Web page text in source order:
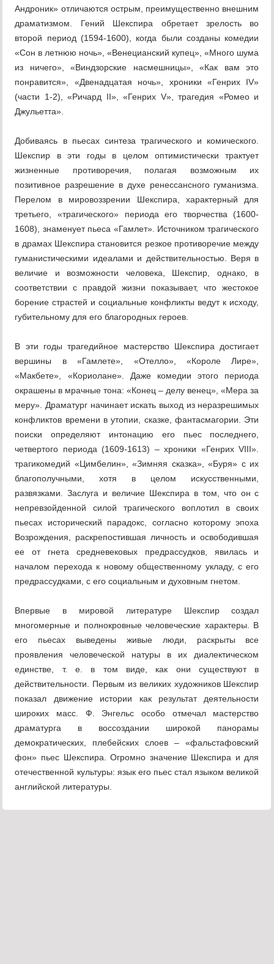
Андроник» отличаются острым, преимущественно внешним
драматизмом. Гений Шекспира обретает зрелость во
второй период (1594-1600), когда были созданы комедии
«Сон в летнюю ночь», «Венецианский купец», «Много шума
из ничего», «Виндзорские насмешницы», «Как вам это
понравится», «Двенадцатая ночь», хроники «Генрих IV»
(части 1-2), «Ричард II», «Генрих V», трагедия «Ромео и
Джульетта».
Добиваясь в пьесах синтеза трагического и комического.
Шекспир в эти годы в целом оптимистически трактует
жизненные противоречия, полагая возможным их
позитивное разрешение в духе ренессансного гуманизма.
Перелом в мировоззрении Шекспира, характерный для
третьего, «трагического» периода его творчества (1600-
1608), знаменует пьеса «Гамлет». Источником трагического
в драмах Шекспира становится резкое противоречие между
гуманистическими идеалами и действительностью. Веря в
величие и возможности человека, Шекспир, однако, в
соответствии с правдой жизни показывает, что жестокое
борение страстей и социальные конфликты ведут к исходу,
губительному для его благородных героев.
В эти годы трагедийное мастерство Шекспира достигает
вершины в «Гамлете», «Отелло», «Короле Лире»,
«Макбете», «Кориолане». Даже комедии этого периода
окрашены в мрачные тона: «Конец – делу венец», «Мера за
меру». Драматург начинает искать выход из неразрешимых
конфликтов времени в утопии, сказке, фантасмагории. Эти
поиски определяют интонацию его пьес последнего,
четвертого периода (1609-1613) – хроники «Генрих VIII».
трагикомедий «Цимбелин», «Зимняя сказка», «Буря» с их
благополучными, хотя в целом искусственными,
развязками. Заслуга и величие Шекспира в том, что он с
непревзойденной силой трагического воплотил в своих
пьесах исторический парадокс, согласно которому эпоха
Возрождения, раскрепостившая личность и освободившая
ее от гнета средневековых предрассудков, явилась и
началом перехода к новому общественному укладу, с его
предрассудками, с его социальным и духовным гнетом.
Впервые в мировой литературе Шекспир создал
многомерные и полнокровные человеческие характеры. В
его пьесах выведены живые люди, раскрыты все
проявления человеческой натуры в их диалектическом
единстве, т. е. в том виде, как они существуют в
действительности. Первым из великих художников Шекспир
показал движение истории как результат деятельности
широких масс. Ф. Энгельс особо отмечал мастерство
драматурга в воссоздании широкой панорамы
демократических, плебейских слоев – «фальстафовский
фон» пьес Шекспира. Огромно значение Шекспира и для
отечественной культуры: язык его пьес стал языком великой
английской литературы.